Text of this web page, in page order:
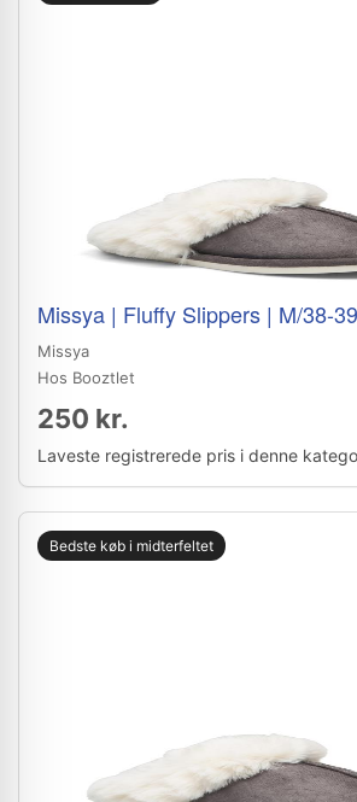
Missya | Fluffy Slippers | M/38-39
Missya
Hos Booztlet
250 kr.
Laveste registrerede pris i denne
Bedste køb i midterfeltet